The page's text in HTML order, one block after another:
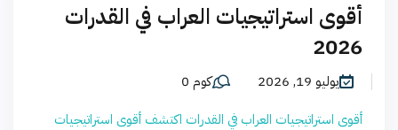
أقوى استراتيجيات العراب في القدرات
2026
يوليو 19, 2026
كوم 0
أقوى استراتيجيات العراب في القدرات اكتشف أقوى استراتيجيات